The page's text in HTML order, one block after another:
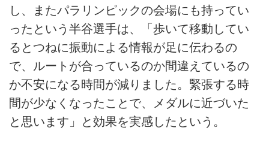
し、またパラリンピックの会場にも持ってい
ったという半谷選手は、「歩いて移動してい
るとつねに振動による情報が足に伝わるの
で、ルートが合っているのか間違えているの
か不安になる時間が減りました。緊張する時
間が少なくなったことで、メダルに近づいた
と思います」と効果を実感したという。